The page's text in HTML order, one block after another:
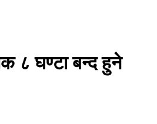
८ घण्टा बन्द हुने